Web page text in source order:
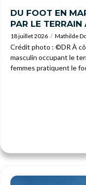
DU FOOT EN
PAR LE
18 juillet 2026 Mathilde
Crédit photo : ©DR À
masculin occupant le
femmes pratiquent le